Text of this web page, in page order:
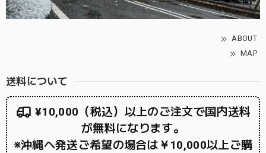
ABOUT
MAP
送料について
¥10,000（税込）以上のご注文で国内送料
が無料になります。
※沖縄へ発送ご希望の場合は￥10,000以上ご購